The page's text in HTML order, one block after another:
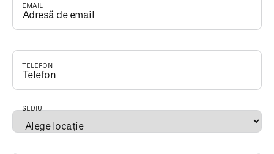
EMAIL
TELEFON
SEDIU